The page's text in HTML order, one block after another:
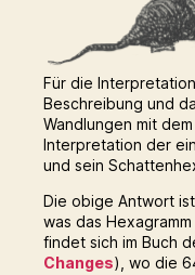
Für die
Beschreibung und
Wandlungen mit
Interpretation der
und sein
Die obige Antwort
was das
findet sich im Buch
Changes), wo die